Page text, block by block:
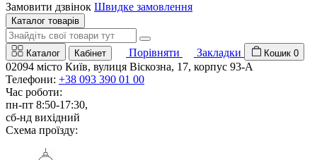
Замовити дзвінок Швидке замовлення
Каталог товарів
Каталог Кабінет Порівняти Закладки Кошик 0
02094 місто Київ, вулиця Віскозна, 17, корпус 93-А
Телефони: +38 093 390 01 00
Час роботи:
пн-пт 8:50-17:30,
сб-нд вихідний
Схема проїзду: